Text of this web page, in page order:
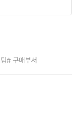
# 구매부서